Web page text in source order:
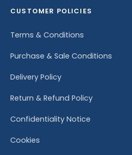
CUSTOMER POLICIES
Terms & Conditions
Purchase & Sale Conditions
Delivery Policy
Return & Refund Policy
Confidentiality Notice
Cookies